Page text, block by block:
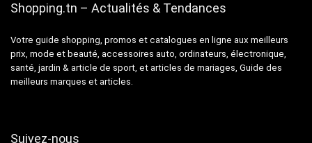
Shopping.tn – Actualités & Tendances
Votre guide shopping, promos et catalogues en ligne aux meilleurs
prix, mode et beauté, accessoires auto, ordinateurs, électronique,
santé, jardin & article de sport, et articles de mariages, Guide des
meilleurs marques et articles.
Suivez-nous